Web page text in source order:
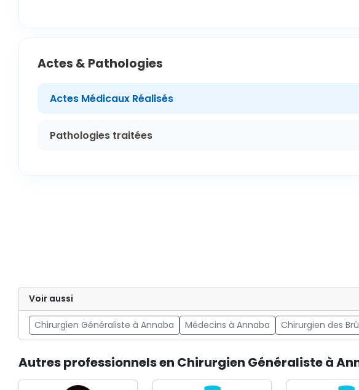
Actes & Pathologies
Actes Médicaux Réalisés
Pathologies traitées
Voir aussi
Chirurgien Généraliste à Annaba Médecins à Annaba Chirurgien des
Autres professionnels en Chirurgien Généraliste à